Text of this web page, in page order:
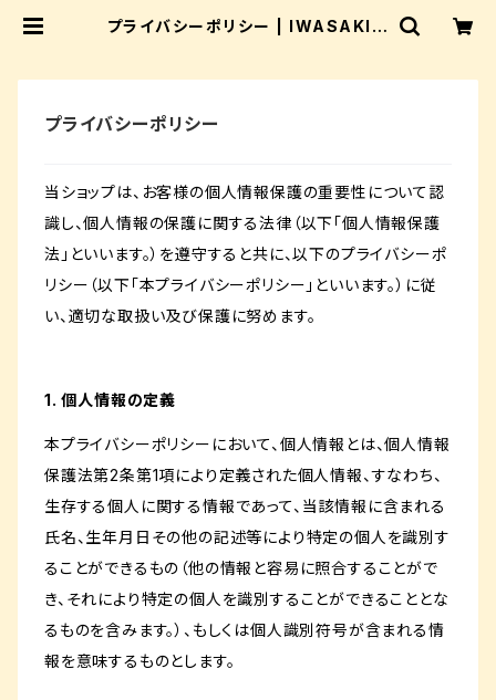
プライバシーポリシー | IWASAKI_r
プライバシーポリシー
当ショップは、お客様の個人情報保護の重要性について認
識し、個人情報の保護に関する法律（以下「個人情報保護
法」といいます。）を遵守すると共に、以下のプライバシーポ
リシー（以下「本プライバシーポリシー」といいます。）に従
い、適切な取扱い及び保護に努めます。
1. 個人情報の定義
本プライバシーポリシーにおいて、個人情報とは、個人情報
保護法第2条第1項により定義された個人情報、すなわち、
生存する個人に関する情報であって、当該情報に含まれる
氏名、生年月日その他の記述等により特定の個人を識別す
ることができるもの（他の情報と容易に照合することがで
き、それにより特定の個人を識別することができることとな
るものを含みます。）、もしくは個人識別符号が含まれる情
報を意味するものとします。